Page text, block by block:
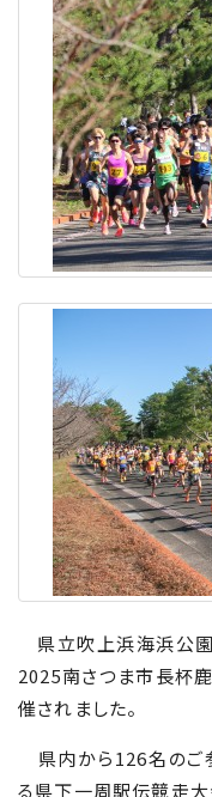
県立吹上浜海浜公園
2025南さつま市長杯
催されました。
県内から126名のご
る県下一周駅伝競走大